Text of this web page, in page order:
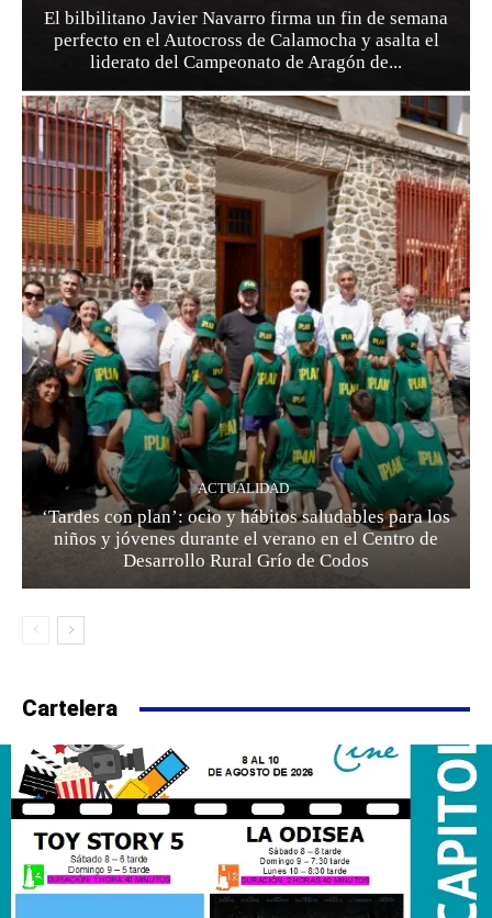
El bilbilitano Javier Navarro firma un fin de semana
perfecto en el Autocross de Calamocha y asalta el
liderato del Campeonato de Aragón de...
ACTUALIDAD
‘Tardes con plan’: ocio y hábitos saludables para los
niños y jóvenes durante el verano en el Centro de
Desarrollo Rural Grío de Codos
Cartelera